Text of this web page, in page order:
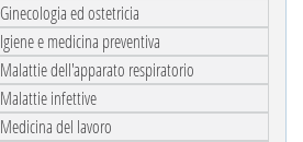
Ginecologia ed ostetricia
Igiene e medicina preventiva
Malattie dell'apparato respiratorio
Malattie infettive
Medicina del lavoro